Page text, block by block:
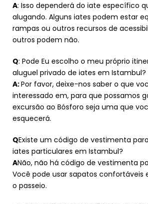
A: Isso dependerá do iate específico
alugando. Alguns iates podem estar
rampas ou outros recursos de
outros podem não.
Q: Pode Eu escolho o meu próprio
aluguel privado de iates em Istambul?
A:Por favor, deixe-nos saber o que
interessado em, para que possamos
excursão ao Bósforo seja uma que
esquecerá.
QExiste um código de vestimenta
iates particulares em Istambul?
ANão, não há código de vestimenta
Você pode usar sapatos confortáveis
o passeio.